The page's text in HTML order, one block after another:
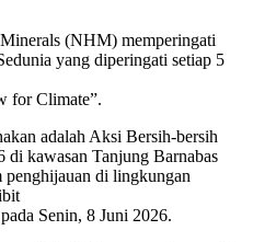
(NHM) memperingati
yang diperingati setiap 5
for Climate”.
adalah Aksi Bersih-bersih
kawasan Tanjung Barnabas
penghijauan di lingkungan
Senin, 8 Juni 2026.